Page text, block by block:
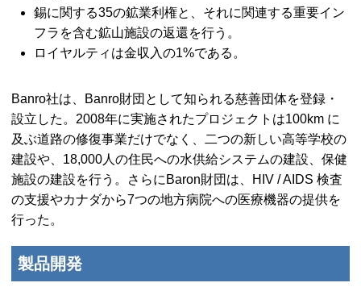
錫に関する35の鉱業利権と、それに関連する重要イン
フラを含む鉱山施設の返還を行う。
ロイヤルティは金収入の1%である。
Banro社は、Banro財団として知られる慈善団体を登録・
設立した。2008年に実施されたプロジェクトは100km に
及ぶ道路の修復事業だけでなく、二つの新しい高等学校の
建設や、18,000人の住民への水供給システムの建設、保健
施設の建設を行う。さらにBaron財団は、
HIV / AIDS 検査
の支援やカナダから7つの地方病院への医療機器の提供を
行った。
製品開発